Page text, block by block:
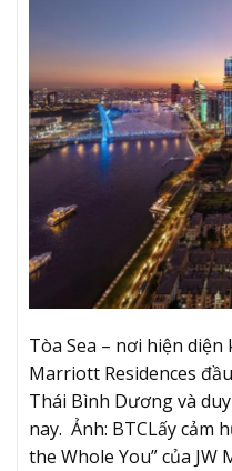
Tòa Sea – nơi hiện diện
Marriott Residences
Thái Bình Dương và
nay. Ảnh: BTCLấy cảm
the Whole You” của